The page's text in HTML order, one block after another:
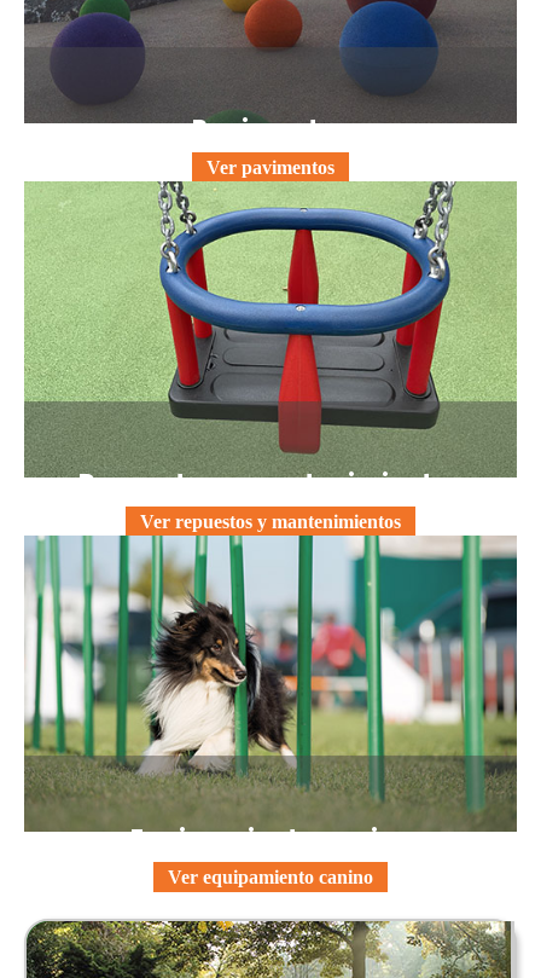
Pavimentos
Ver pavimentos
Repuestos y mantenimientos
Ver repuestos y mantenimientos
Equipamiento canino
Ver equipamiento canino